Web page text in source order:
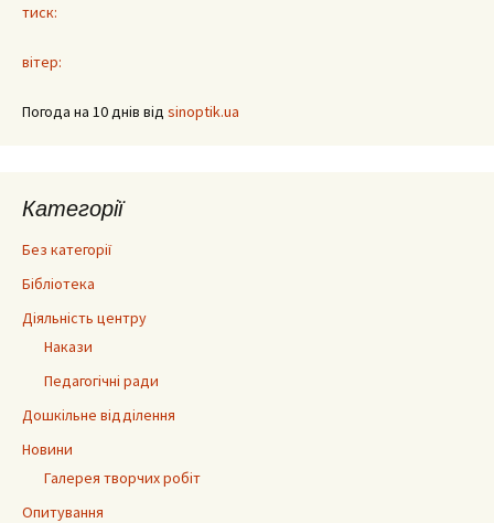
тиск:
вітер:
Погода на 10 днів від sinoptik.ua
Категорії
Без категорії
Бібліотека
Діяльність центру
Накази
Педагогічні ради
Дошкільне відділення
Новини
Галерея творчих робіт
Опитування